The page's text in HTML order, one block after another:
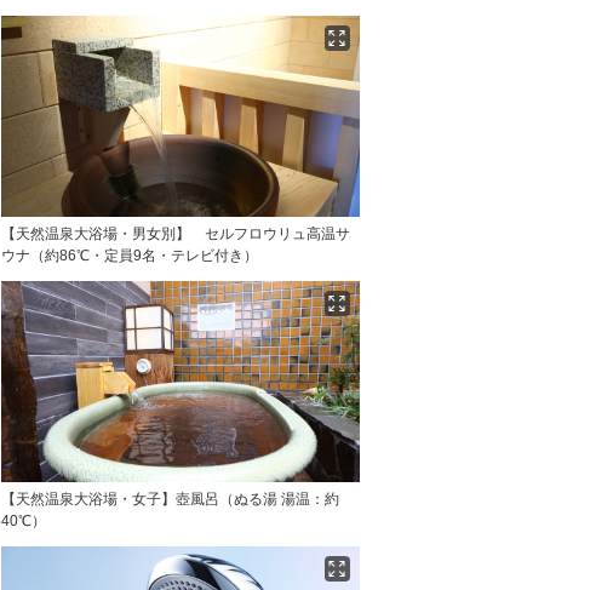
【天然温泉大浴場・男女別】 セルフロウリュ高温サ
ウナ（約86℃・定員9名・テレビ付き）
【天然温泉大浴場・女子】壺風呂（ぬる湯 湯温：約
40℃）